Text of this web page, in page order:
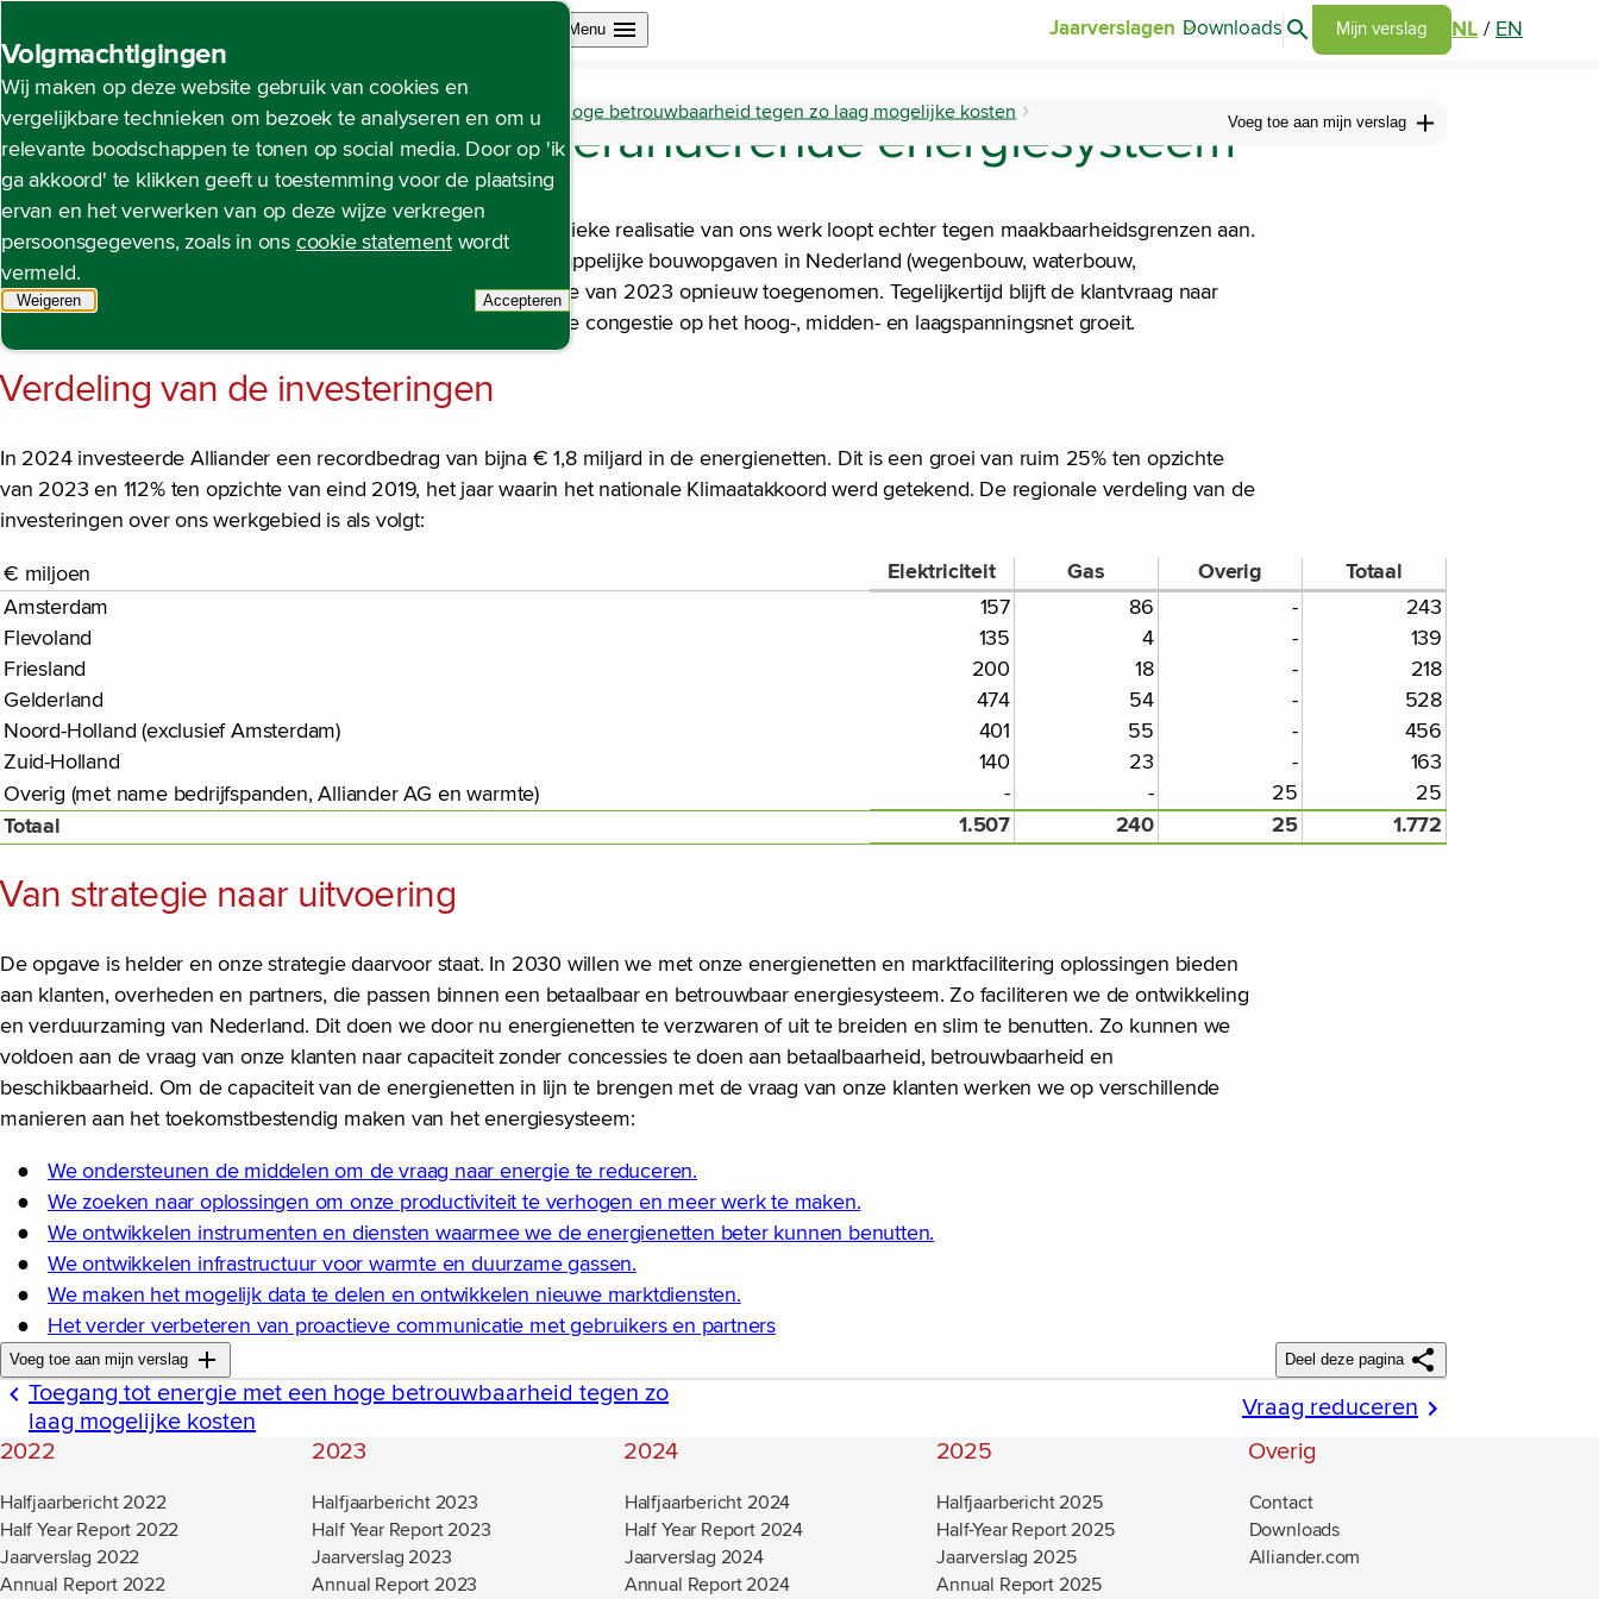
Volgmachtigingen
Wij maken op deze website gebruik van cookies en
vergelijkbare technieken om bezoek te analyseren en om u
relevante boodschappen te tonen op social media. Door op 'ik
ga akkoord' te klikken geeft u toestemming voor de plaatsing
ervan en het verwerken van op deze wijze verkregen
persoonsgegevens, zoals in ons cookie statementwordt
vermeld.
Weigeren
Accepteren
tracking scripts, de pagina zal ververst worden.
Open site navigation
Menu Jaarverslagen Downloads Search articles
Go to my report page
Mijn verslag NL / EN
Open content navigation
De waarde die wij creëren
Toegang tot energie met een hoge betrouwbaarheid tegen zo laag mogelijke kosten
Hoe we werken aan het veranderende energiesysteem
Voeg toe aan mijn verslag
Hoe we werken aan het veranderende energiesysteem
We zijn bezig met een ongekende infrastructuuropgave. De fysieke realisatie van ons werk loopt echter tegen maakbaarheidsgrenzen aan.
Dit is een algemene trend die we ook zien bij andere maatschappelijke bouwopgaven in Nederland (wegenbouw, waterbouw,
woningbouw). De investeringen in ons netwerk zijn ten opzichte van 2023 opnieuw toegenomen. Tegelijkertijd blijft de klantvraag naar
aansluitingen en capaciteit op het elektriciteitsnetwerk hoog. De congestie op het hoog-, midden- en laagspanningsnet groeit.
Verdeling van de investeringen
In 2024 investeerde Alliander een recordbedrag van bijna € 1,8 miljard in de energienetten. Dit is een groei van ruim 25% ten opzichte
van 2023 en 112% ten opzichte van eind 2019, het jaar waarin het nationale Klimaatakkoord werd getekend. De regionale verdeling van de
investeringen over ons werkgebied is als volgt:
€ miljoen Elektriciteit Gas Overig Totaal
Amsterdam 157 86 -
243
Flevoland
135 4 -
139
Friesland
200 18 -
218
Gelderland
474 54 -
528
Noord-Holland (exclusief Amsterdam)
401 55 -
456
Zuid-Holland
140 23 -
163
Overig (met name bedrijfspanden, Alliander AG en warmte)
- - 25 25
Totaal 1.507 240 25 1.772
Van strategie naar uitvoering
De opgave is helder en onze strategie daarvoor staat. In 2030 willen we met onze energienetten en marktfacilitering oplossingen bieden
aan klanten, overheden en partners, die passen binnen een betaalbaar en betrouwbaar energiesysteem. Zo faciliteren we de ontwikkeling
en verduurzaming van Nederland. Dit doen we door nu energienetten te verzwaren of uit te breiden en slim te benutten. Zo kunnen we
voldoen aan de vraag van onze klanten naar capaciteit zonder concessies te doen aan betaalbaarheid, betrouwbaarheid en
beschikbaarheid. Om de capaciteit van de energienetten in lijn te brengen met de vraag van onze klanten werken we op verschillende
manieren aan het toekomstbestendig maken van het energiesysteem:
We ondersteunen de middelen om de vraag naar energie te reduceren.
We zoeken naar oplossingen om onze productiviteit te verhogen en meer werk te maken.
We ontwikkelen instrumenten en diensten waarmee we de energienetten beter kunnen benutten.
We ontwikkelen infrastructuur voor warmte en duurzame gassen.
We maken het mogelijk data te delen en ontwikkelen nieuwe marktdiensten.
Het verder verbeteren van proactieve communicatie met gebruikers en partners
Voeg toe aan mijn verslag Deel deze pagina
Toegang tot energie met een hoge betrouwbaarheid tegen zo
laag mogelijke kosten
Vraag reduceren
2022
Halfjaarbericht 2022
Half Year Report 2022
Jaarverslag 2022
Annual Report 2022
2023
Halfjaarbericht 2023
Half Year Report 2023
Jaarverslag 2023
Annual Report 2023
2024
Halfjaarbericht 2024
Half Year Report 2024
Jaarverslag 2024
Annual Report 2024
2025
Halfjaarbericht 2025
Half-Year Report 2025
Jaarverslag 2025
Annual Report 2025
Overig
Contact
Downloads
Alliander.com